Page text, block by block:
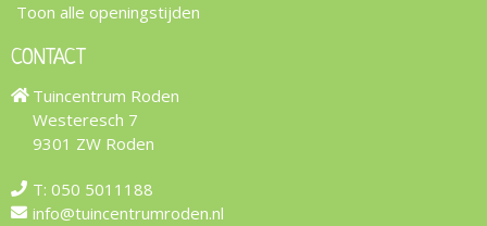
Toon alle openingstijden
CONTACT
Tuincentrum Roden
Westeresch 7
9301 ZW Roden
T: 050 5011188
info@tuincentrumroden.nl